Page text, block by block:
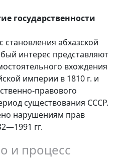
государственности
становления абхазской
интерес представляют
вхождения
империи в 1810 г. и
правового
существования СССР.
нарушениям прав
гг.
и процесс